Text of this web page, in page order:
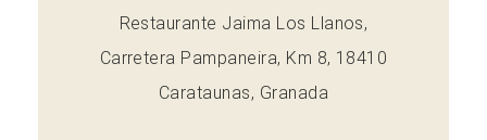
Restaurante Jaima Los Llanos,
Carretera Pampaneira, Km 8, 18410
Carataunas, Granada